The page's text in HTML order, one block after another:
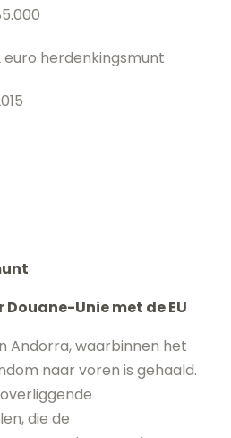
euro herdenkingsmunt
Douane-Unie met de EU
Andorra, waarbinnen het
naar voren is gehaald.
die de